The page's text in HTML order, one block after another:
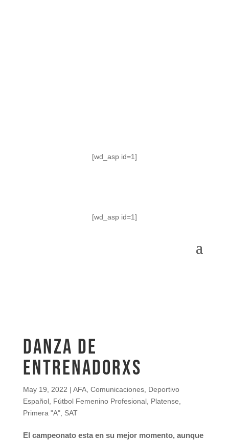
[wd_asp id=1]
[wd_asp id=1]
Danza de
entrenadorxs
May 19, 2022 | AFA, Comunicaciones, Deportivo
Español, Fútbol Femenino Profesional, Platense
Primera "A", SAT
El campeonato esta en su mejor momento, aunque